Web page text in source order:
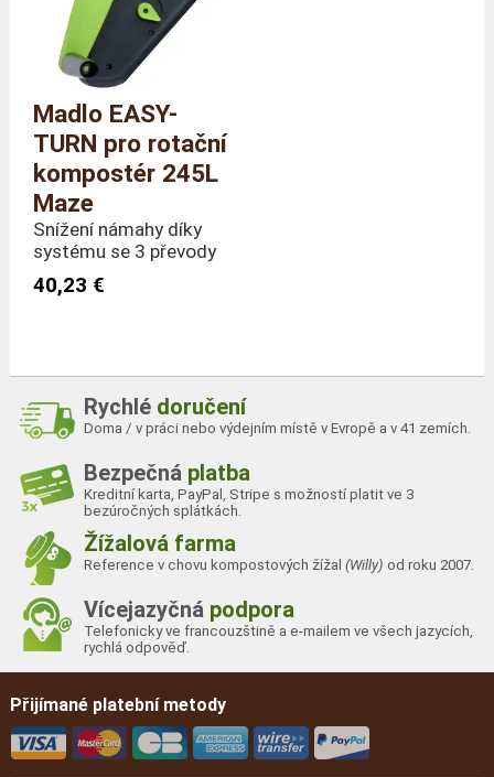
Madlo EASY-
TURN pro rotační
kompostér 245L
Maze
Snížení námahy díky
systému se 3 převody
40,23 €
Rychlé doručení
Doma / v práci nebo výdejním místě v Evropě a v 41 zemích.
Bezpečná platba
Kreditní karta, PayPal, Stripe s možností platit ve 3
bezúročných splátkách.
Žížalová farma
Reference v chovu kompostových žížal(Willy) od roku 2007.
Vícejazyčná podpora
Telefonicky ve francouzštině a e-mailem ve všech jazycích,
rychlá odpověď.
Přijímané platební metody